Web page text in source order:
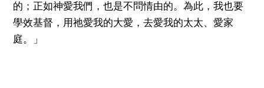
的；正如神愛我們，也是不問情由的。為此，我也要
學效基督，用祂愛我的大愛，去愛我的太太、愛家
庭。」